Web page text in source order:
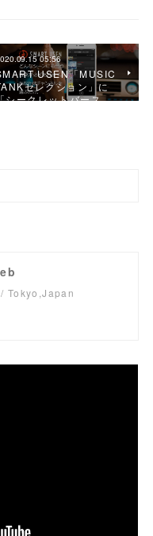
05:56
USEN「MUSIC
セレクション」に
シークレットバース…
Tokyo,Japan